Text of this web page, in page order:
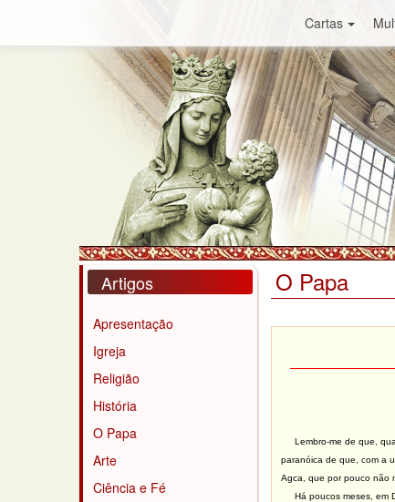
Cartas
Artigos
Apresentação
Igreja
Religião
História
O Papa
Arte
Ciência e Fé
O Papa
Lembro-me de que,
paranóica de que, com a
Agca, que por pouco não
Há poucos meses, em